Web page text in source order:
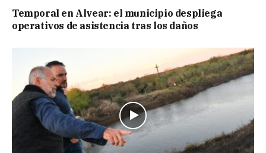
Temporal en Alvear: el municipio despliega
operativos de asistencia tras los daños